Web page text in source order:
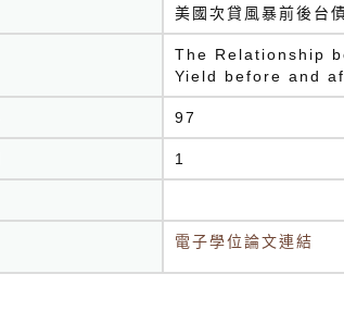
美國次貸風暴前後台
The Relationship
Yield before and
97
1
電子學位論文連結